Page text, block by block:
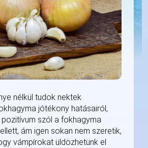
nélkül tudok nektek
jótékony hatásairól,
pozitívum szól a fokhagyma
ám igen sokan nem szeretik,
vámpírokat üldözhetünk el